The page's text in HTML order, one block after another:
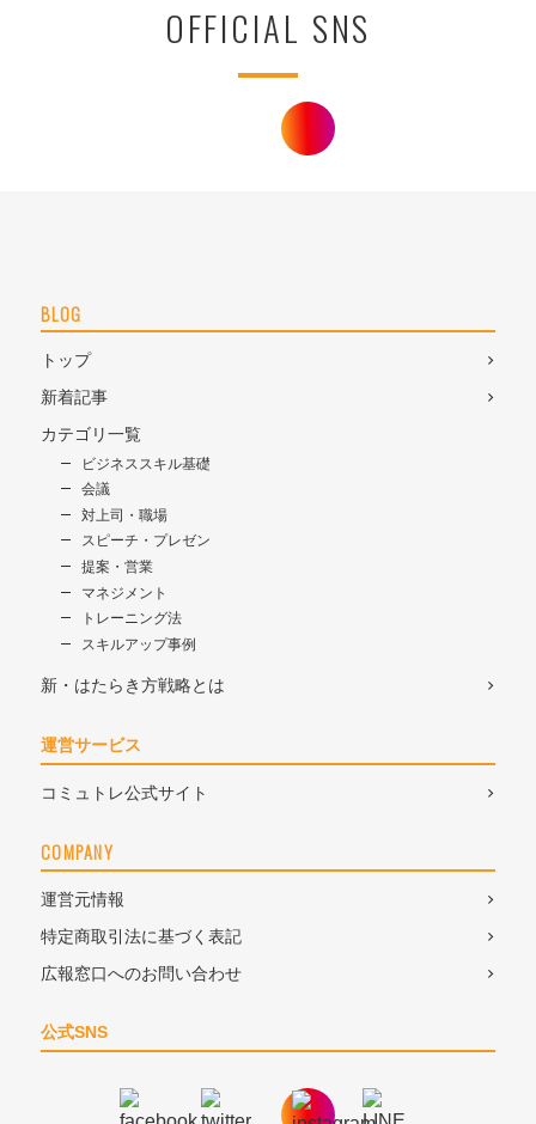
OFFICIAL SNS
BLOG
トップ
新着記事
カテゴリ一覧
ビジネススキル基礎
会議
対上司・職場
スピーチ・プレゼン
提案・営業
マネジメント
トレーニング法
スキルアップ事例
新・はたらき方戦略とは
運営サービス
コミュトレ公式サイト
COMPANY
運営元情報
特定商取引法に基づく表記
広報窓口へのお問い合わせ
公式SNS